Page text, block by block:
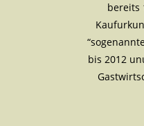
bereits
bis 2012